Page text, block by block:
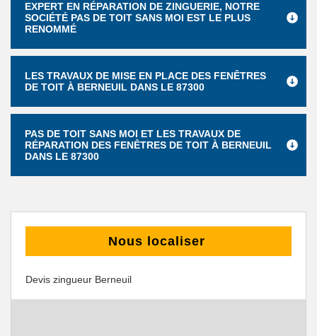
EXPERT EN RÉPARATION DE ZINGUERIE, NOTRE
SOCIÉTÉ PAS DE TOIT SANS MOI EST LE PLUS
RENOMMÉ
LES TRAVAUX DE MISE EN PLACE DES FENÊTRES
DE TOIT À BERNEUIL DANS LE 87300
PAS DE TOIT SANS MOI ET LES TRAVAUX DE
RÉPARATION DES FENÊTRES DE TOIT À BERNEUIL
DANS LE 87300
Nous localiser
Devis zingueur Berneuil